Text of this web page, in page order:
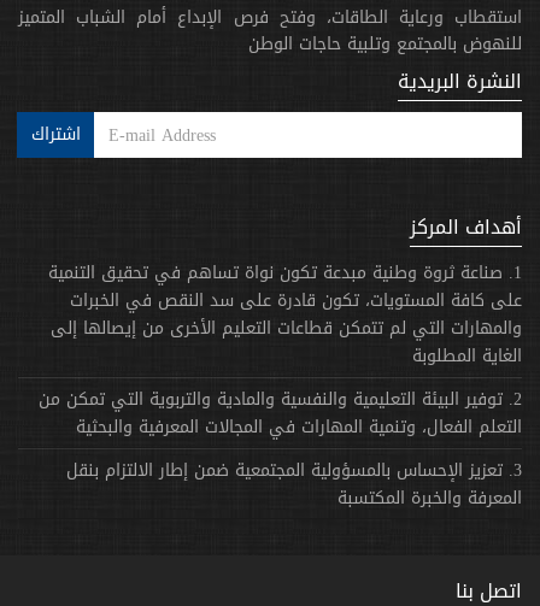
استقطاب ورعاية الطاقات، وفتح فرص الإبداع أمام الشباب المتميز
للنهوض بالمجتمع وتلبية حاجات الوطن
النشرة البريدية
اشتراك
أهداف المركز
1. صناعة ثروة وطنية مبدعة تكون نواة تساهم في تحقيق التنمية
على كافة المستويات، تكون قادرة على سد النقص في الخبرات
والمهارات التي لم تتمكن قطاعات التعليم الأخرى من إيصالها إلى
الغاية المطلوبة
2. توفير البيئة التعليمية والنفسية والمادية والتربوية التي تمكن من
التعلم الفعال، وتنمية المهارات في المجالات المعرفية والبحثية
3. تعزيز الإحساس بالمسؤولية المجتمعية ضمن إطار الالتزام بنقل
المعرفة والخبرة المكتسبة
اتصل بنا